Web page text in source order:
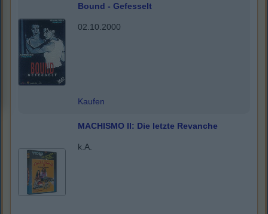
Bound - Gefesselt
02.10.2000
Kaufen
MACHISMO II: Die letzte Revanche
k.A.